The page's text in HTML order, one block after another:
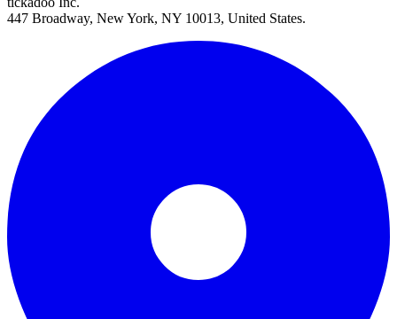
447 Broadway, New York, NY 10013, United States.